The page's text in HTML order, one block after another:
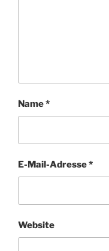
Name*
E-Mail-Adresse*
Website